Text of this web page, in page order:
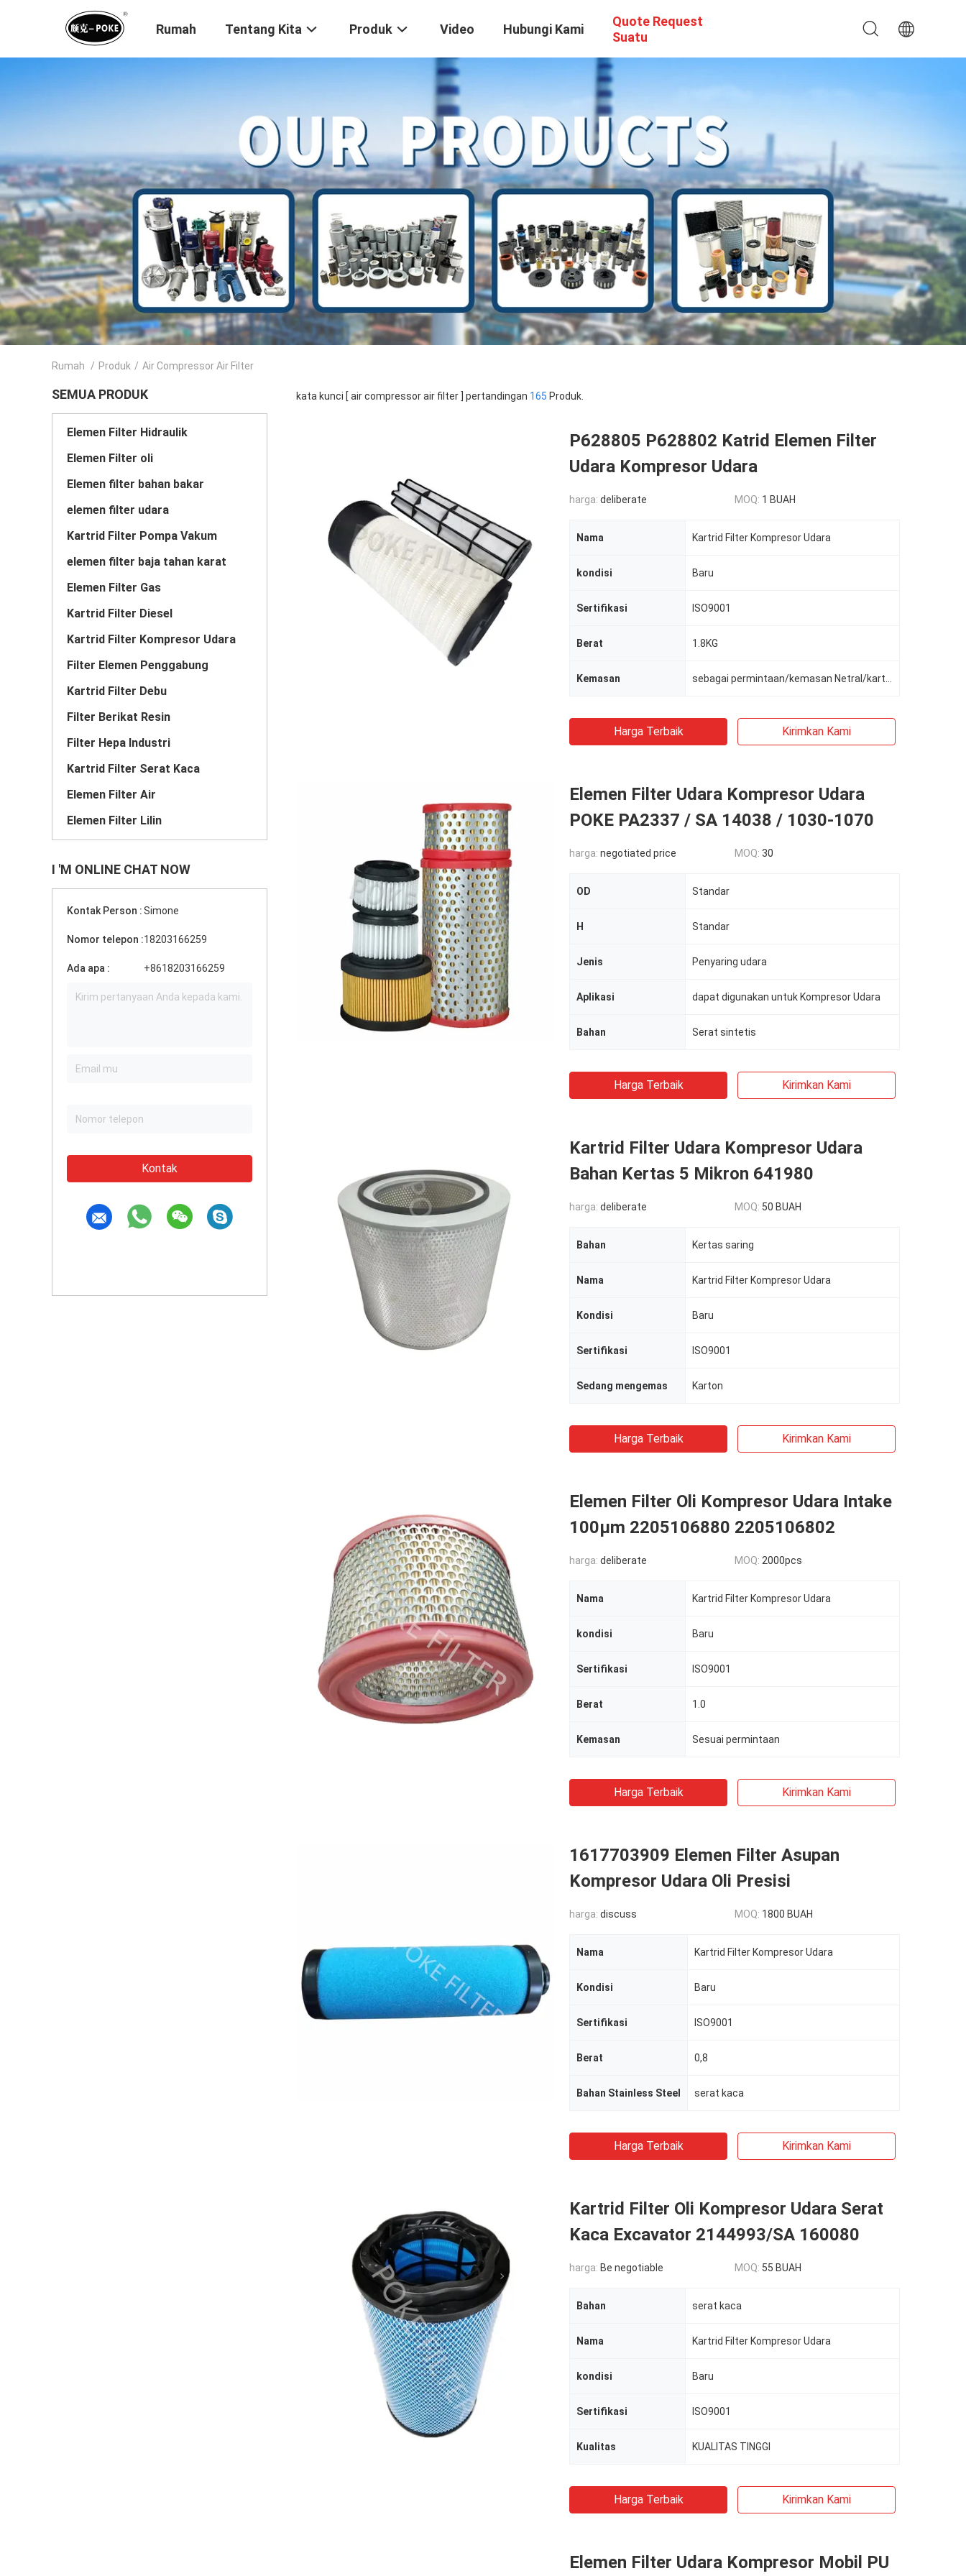
Rumah Tentang Kita Produk Video Hubungi Kami
Quote Request
Suatu
Rumah / Produk / Air Compressor Air Filter
SEMUA PRODUK
Elemen Filter Hidraulik
Elemen Filter oli
Elemen filter bahan bakar
elemen filter udara
Kartrid Filter Pompa Vakum
elemen filter baja tahan karat
Elemen Filter Gas
Kartrid Filter Diesel
Kartrid Filter Kompresor Udara
Filter Elemen Penggabung
Kartrid Filter Debu
Filter Berikat Resin
Filter Hepa Industri
Kartrid Filter Serat Kaca
Elemen Filter Air
Elemen Filter Lilin
I 'M ONLINE CHAT NOW
Kontak Person :Simone
Nomor telepon :18203166259
Ada apa : +8618203166259
Kontak
kata kunci [ air compressor air filter ] pertandingan 165 Produk.
P628805 P628802 Katrid Elemen Filter
Udara Kompresor Udara
harga: deliberate MOQ: 1 BUAH
Nama Kartrid Filter Kompresor Udara
kondisi Baru
Sertifikasi ISO9001
Berat 1.8KG
Kemasan
Harga Terbaik Kirimkan Kami
Elemen Filter Udara Kompresor Udara
POKE PA2337 / SA 14038 / 1030-1070
harga: negotiated price MOQ: 30
OD Standar
H Standar
Jenis Penyaring udara
Aplikasi dapat digunakan untuk Kompresor Udara
Bahan Serat sintetis
Harga Terbaik Kirimkan Kami
Kartrid Filter Udara Kompresor Udara
Bahan Kertas 5 Mikron 641980
harga: deliberate MOQ: 50 BUAH
Bahan Kertas saring
Nama Kartrid Filter Kompresor Udara
Kondisi Baru
Sertifikasi ISO9001
Sedang mengemas Karton
Harga Terbaik Kirimkan Kami
Elemen Filter Oli Kompresor Udara Intake
100μm 2205106880 2205106802
harga: deliberate MOQ: 2000pcs
Nama Kartrid Filter Kompresor Udara
kondisi Baru
Sertifikasi ISO9001
Berat 1.0
Kemasan Sesuai permintaan
Harga Terbaik Kirimkan Kami
1617703909 Elemen Filter Asupan
Kompresor Udara Oli Presisi
harga: discuss MOQ: 1800 BUAH
Nama Kartrid Filter Kompresor Udara
Kondisi Baru
Sertifikasi ISO9001
Berat 0,8
Bahan Stainless Steel serat kaca
Harga Terbaik Kirimkan Kami
Kartrid Filter Oli Kompresor Udara Serat
Kaca Excavator 2144993/SA 160080
harga: Be negotiable MOQ: 55 BUAH
Bahan serat kaca
Nama Kartrid Filter Kompresor Udara
kondisi Baru
Sertifikasi ISO9001
Kualitas KUALITAS TINGGI
Harga Terbaik Kirimkan Kami
Elemen Filter Udara Kompresor Mobil PU